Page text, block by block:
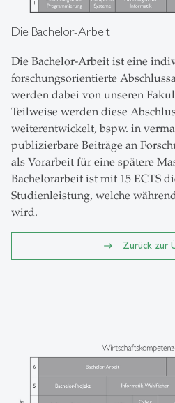
Die Bachelor-Arbeit
Die Bachelor-Arbeit ist eine
forschungsorientierte
werden dabei von unseren
Teilweise werden diese
weiterentwickelt, bspw. in
publizierbare Beiträge an
als Vorarbeit für eine spätere
Bachelorarbeit ist mit 15 ECTS
Studienleistung, welche
wird.
Zurück zur